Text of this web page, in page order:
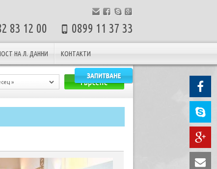
83 12 00 0899 11 37 33
НА Л. ДАННИ КОНТАКТИ